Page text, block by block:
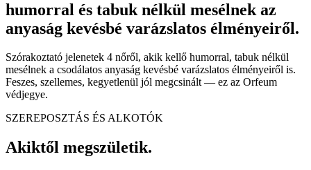
humorral és tabuk nélkül mesélnek az
anyaság kevésbé varázslatos élményeiről.
Szórakoztató jelenetek 4 nőről, akik kellő humorral, tabuk nélkül
mesélnek a csodálatos anyaság kevésbé varázslatos élményeiről is.
Feszes, szellemes, kegyetlenül jól megcsinált — ez az Orfeum
védjegye.
SZEREPOSZTÁS ÉS ALKOTÓK
Akiktől megszületik.